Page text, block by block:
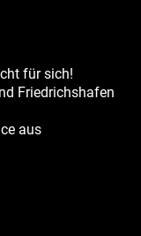
für sich!
Friedrichshafen
aus